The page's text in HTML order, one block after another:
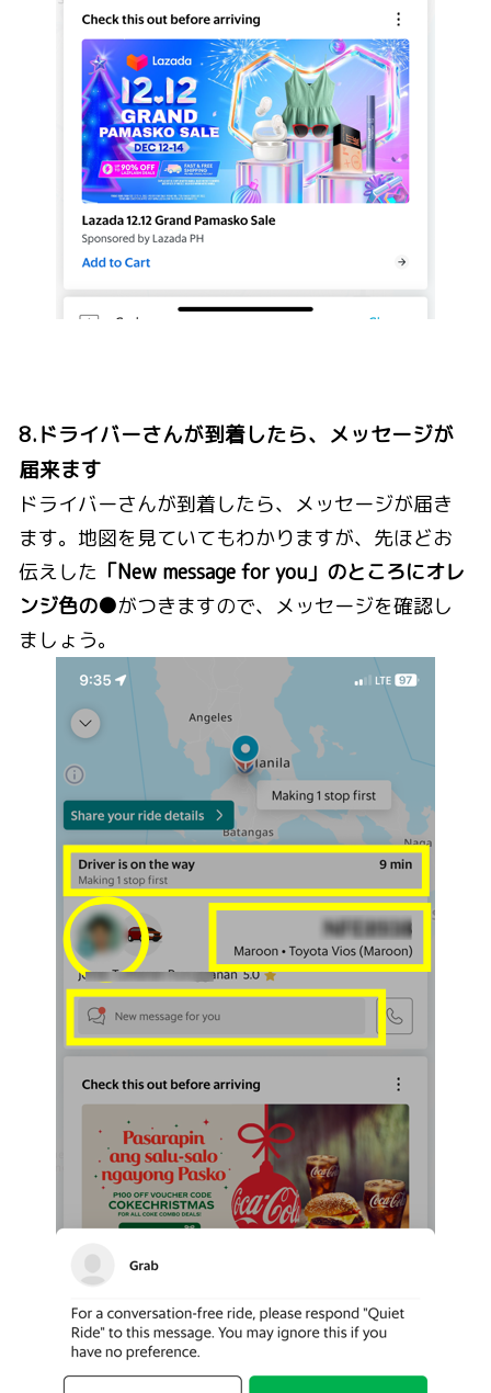
8.ドライバーさんが到着したら、メッセージが
届来ます
ドライバーさんが到着したら、メッセージが届き
ます。地図を見ていてもわかりますが、先ほどお
伝えした 「New message for you」のところにオレ
ンジ色の●がつきますので、メッセージを確認し
ましょう。